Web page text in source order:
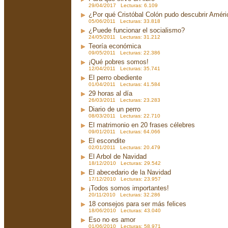
29/04/2017 Lecturas: 6.109
¿Por qué Cristóbal Colón pudo descubrir
05/06/2011 Lecturas: 33.818
¿Puede funcionar el socialismo?
24/05/2011 Lecturas: 31.212
Teoría económica
09/05/2011 Lecturas: 22.386
¡Qué pobres somos!
12/04/2011 Lecturas: 35.741
El perro obediente
01/04/2011 Lecturas: 41.584
29 horas al día
26/03/2011 Lecturas: 23.283
Diario de un perro
08/03/2011 Lecturas: 22.710
El matrimonio en 20 frases célebres
09/01/2011 Lecturas: 64.066
El escondite
02/01/2011 Lecturas: 20.479
El Arbol de Navidad
18/12/2010 Lecturas: 29.542
El abecedario de la Navidad
17/12/2010 Lecturas: 23.957
¡Todos somos importantes!
20/11/2010 Lecturas: 32.286
18 consejos para ser más felices
18/06/2010 Lecturas: 43.040
Eso no es amor
01/06/2010 Lecturas: 58.971